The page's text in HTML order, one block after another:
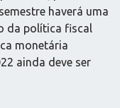
haverá uma
da política fiscal
monetária
ainda deve ser